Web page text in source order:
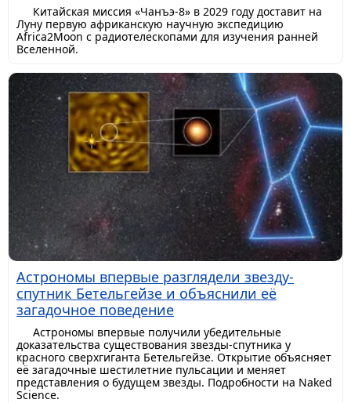
Китайская миссия «Чанъэ-8» в 2029 году доставит на
Луну первую африканскую научную экспедицию
Africa2Moon с радиотелескопами для изучения ранней
Вселенной.
Астрономы впервые разглядели звезду-
спутник Бетельгейзе и объяснили её
загадочное поведение
Астрономы впервые получили убедительные
доказательства существования звезды-спутника у
красного сверхгиганта Бетельгейзе. Открытие объясняет
её загадочные шестилетние пульсации и меняет
представления о будущем звезды. Подробности на Naked
Science.